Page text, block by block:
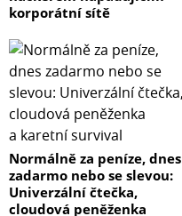
korporátní sítě
Normálně za peníze, dnes
zadarmo nebo se slevou:
Univerzální čtečka,
cloudová peněženka